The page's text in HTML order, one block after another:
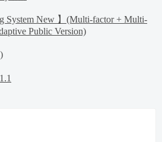
System New 】(Multi-factor + Multi-
Public Version)